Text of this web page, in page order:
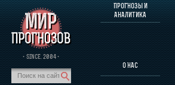
· SINCE. 2004 ·
ПРОГНОЗЫ И
АНАЛИТИКА
О НАС
О ПРОГРАММЕ
ХАРАКТЕРA ЧЕЛОВЕКА
ВЫДАЮЩИХСЯ ЛИЧНОСТЕЙ
О ПРОГРАММЕ
ПРОГНОЗЫ И АНАЛИТИКА